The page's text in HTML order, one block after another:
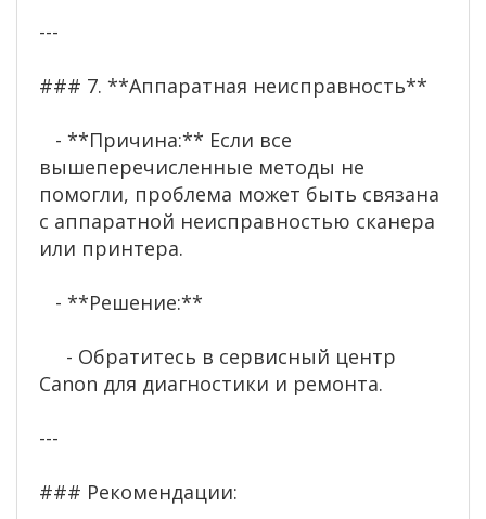
---
### 7. **Аппаратная неисправность**
- **Причина:** Если все
вышеперечисленные методы не
помогли, проблема может быть связана
с аппаратной неисправностью сканера
или принтера.
- **Решение:**
- Обратитесь в сервисный центр
Canon для диагностики и ремонта.
---
### Рекомендации: